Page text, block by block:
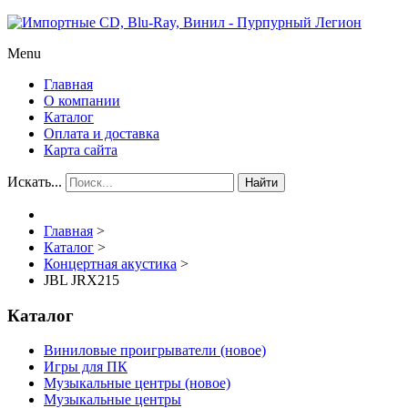
Menu
Главная
О компании
Каталог
Оплата и доставка
Карта сайта
Искать... Найти
Главная >
Каталог >
Концертная акустика >
JBL JRX215
Каталог
Виниловые проигрыватели (новое)
Игры для ПК
Музыкальные центры (новое)
Музыкальные центры